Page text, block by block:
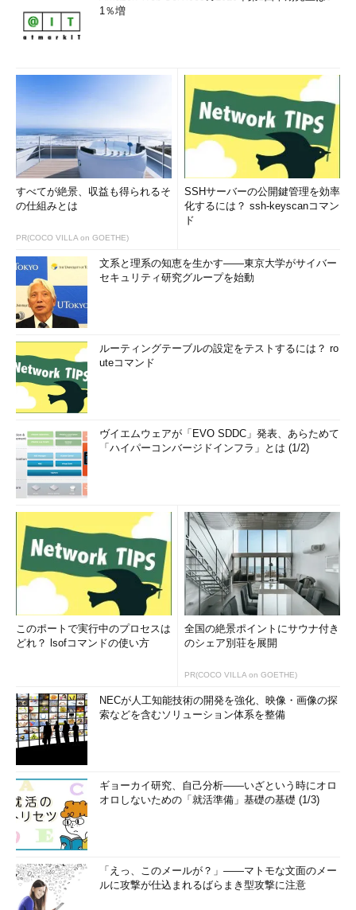
1％増
すべてが絶景、収益も得られるそ
の仕組みとは
PR(COCO VILLA on GOETHE)
SSHサーバーの公開鍵管理を効率
化するには？ ssh-keyscanコマン
ド
文系と理系の知恵を生かす――東京大学がサイバー
セキュリティ研究グループを始動
ルーティングテーブルの設定をテストするには？ ro
uteコマンド
ヴイエムウェアが「EVO SDDC」発表、あらためて
「ハイパーコンバージドインフラ」とは (1/2)
このポートで実行中のプロセスは
どれ？ lsofコマンドの使い方
全国の絶景ポイントにサウナ付き
のシェア別荘を展開
PR(COCO VILLA on GOETHE)
NECが人工知能技術の開発を強化、映像・画像の探
索などを含むソリューション体系を整備
ギョーカイ研究、自己分析――いざという時にオロ
オロしないための「就活準備」基礎の基礎 (1/3)
「えっ、このメールが？」――マトモな文面のメー
ルに攻撃が仕込まれるばらまき型攻撃に注意